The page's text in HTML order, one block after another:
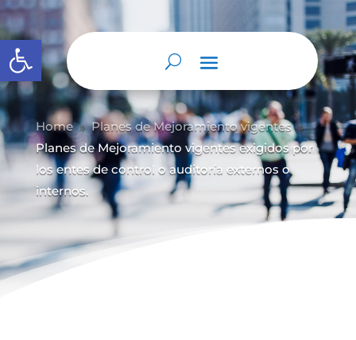
Abrir barra de herramientas
Home 9 Planes de Mejoramiento vigentes 9
Planes de Mejoramiento vigentes exigidos por
los entes de control o auditoría externos o
internos.